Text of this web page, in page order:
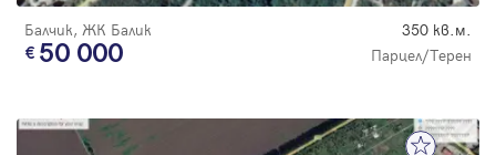
Балчик, ЖК Балик 350 кв.м.
50 000 Парцел/Терен